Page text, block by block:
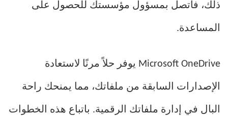
ذلك، فاتصل بمسؤول مؤسستك للحصول على
المساعدة.
Microsoft OneDrive يوفر حلاً مرنًا لاستعادة
الإصدارات السابقة من ملفاتك، مما يمنحك راحة
البال في إدارة ملفاتك الرقمية. باتباع هذه الخطوات